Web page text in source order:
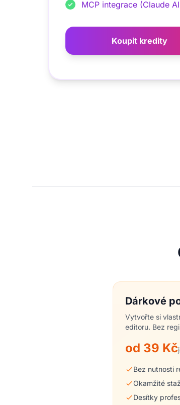
MCP integrace (Claude
Koupit kredity
Dárkové
Vytvořte si
editoru. Bez
od 39 Kč
Bez nutnosti
Okamžité
Desítky